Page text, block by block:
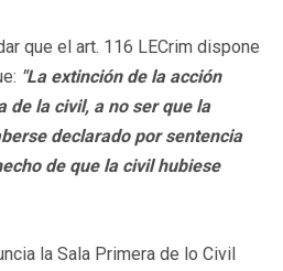
que el art. 116 LECrim dispone
"La extinción de la acción
de la civil, a no ser que la
declarado por sentencia
de que la civil hubiese
la Sala Primera de lo Civil